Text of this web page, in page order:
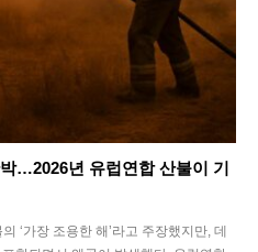
…2026년 유럽연합 산불이 기
‘가장 조용한 해’라고 주장했지만, 데